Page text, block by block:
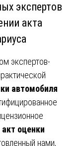
экспертов
акта
экспертов-
автомобиля
акт оценки
нами,